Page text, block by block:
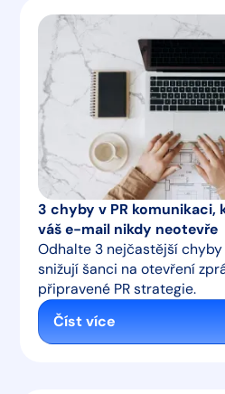
3 chyby v PR
váš e-mail nikdy neotevře
Odhalte 3 nejčastější
snižují šanci na otevření
připravené PR strategie.
Číst více